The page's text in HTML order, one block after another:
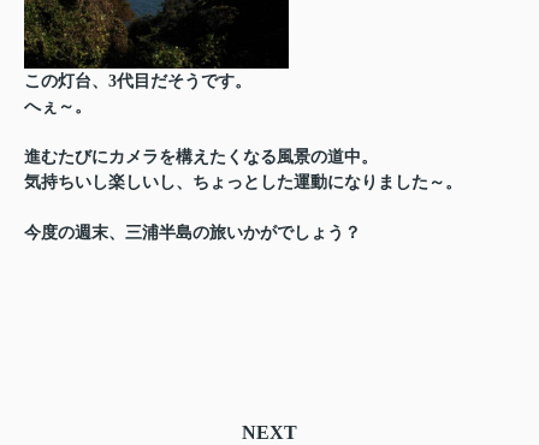
この灯台、3代目だそうです。
へぇ～。
進むたびにカメラを構えたくなる風景の道中。
気持ちいし楽しいし、ちょっとした運動になりました～。
今度の週末、三浦半島の旅いかがでしょう？
NEXT